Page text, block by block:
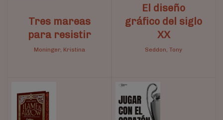
Tres mareas
para resistir
Moninger, Kristina
El diseño
gráfico del siglo
XX
Seddon, Tony